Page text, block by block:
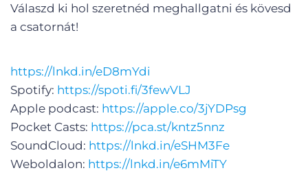
Válaszd ki hol szeretnéd meghallgatni és kövesd
a csatornát!
https://lnkd.in/eD8mYdi
Spotify: https://spoti.fi/3fewVLJ
Apple podcast: https://apple.co/3jYDPsg
Pocket Casts: https://pca.st/kntz5nnz
SoundCloud: https://lnkd.in/eSHM3Fe
Weboldalon: https://lnkd.in/e6mMiTY